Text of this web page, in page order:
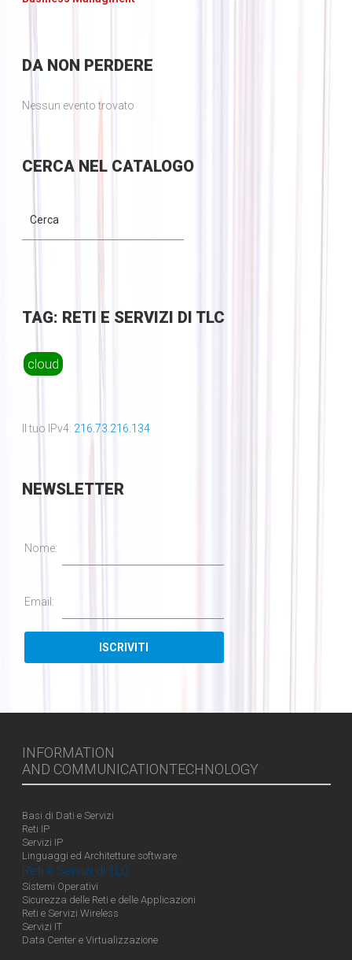
DANON PERDERE
Nessun evento trovato
CERCANEL CATALOGO
TAG: RETI E SERVIZI DI TLC
cloud
Il tuo IPv4: 216.73.216.134
NEWSLETTER
Nome:
Email:
INFORMATION
AND COMMUNICATIONTECHNOLOGY
Basi di Dati e Servizi
Reti IP
Servizi IP
Linguaggi ed Architetture software
Reti e Servizi di TLC
Sistemi Operativi
Sicurezza delle Reti e delle Applicazioni
Reti e Servizi Wireless
Servizi IT
Data Center e Virtualizzazione